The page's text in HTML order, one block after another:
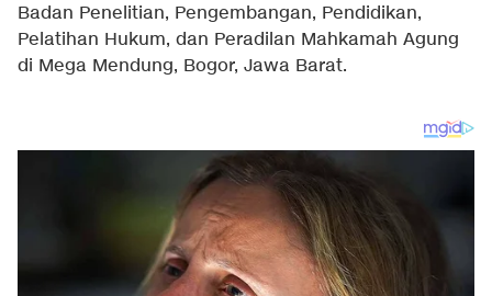
Badan Penelitian, Pengembangan, Pendidikan,
Pelatihan Hukum, dan Peradilan Mahkamah Agung
di Mega Mendung, Bogor, Jawa Barat.